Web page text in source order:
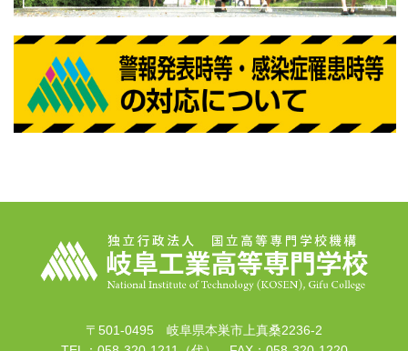
〒501-0495 岐阜県本巣市上真桑2236-2